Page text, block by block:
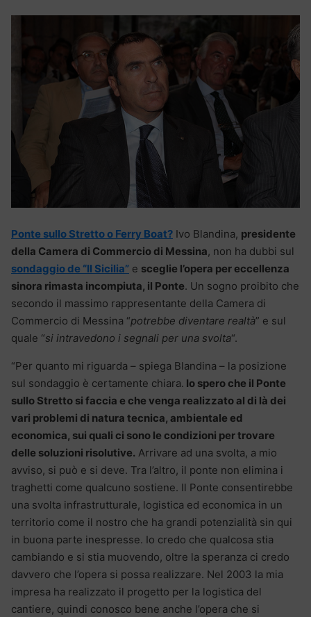
Ponte sullo Stretto o Ferry Boat? Ivo Blandina, presidente
della Camera di Commercio di Messina, non ha dubbi sul
sondaggio de “Il Sicilia” e sceglie l’opera per eccellenza
sinora rimasta incompiuta, il Ponte. Un sogno proibito che
secondo il massimo rappresentante della Camera di
Commercio di Messina “potrebbe diventare realtà” e sul
quale “si intravedono i segnali per una svolta“.
“Per quanto mi riguarda – spiega Blandina – la posizione
sul sondaggio è certamente chiara. Io spero che il Ponte
sullo Stretto si faccia e che venga realizzato al di là dei
vari problemi di natura tecnica, ambientale ed
economica, sui quali ci sono le condizioni per trovare
delle soluzioni risolutive. Arrivare ad una svolta, a mio
avviso, si può e si deve. Tra l’altro, il ponte non elimina i
traghetti come qualcuno sostiene. Il Ponte consentirebbe
una svolta infrastrutturale, logistica ed economica in un
territorio come il nostro che ha grandi potenzialità sin qui
in buona parte inespresse. Io credo che qualcosa stia
cambiando e si stia muovendo, oltre la speranza ci credo
davvero che l’opera si possa realizzare. Nel 2003 la mia
impresa ha realizzato il progetto per la logistica del
cantiere, quindi conosco bene anche l’opera che si